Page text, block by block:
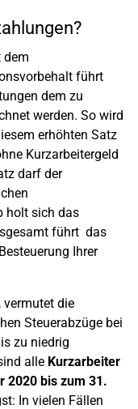
dem
führt
dem zu
werden. So wird
erhöhten Satz
Kurzarbeitergeld
darf der
holt sich das
führt das
Ihrer
vermutet die
Steuerabzüge bei
zu niedrig
alle Kurzarbeiter
2020 bis zum 31.
In vielen Fällen